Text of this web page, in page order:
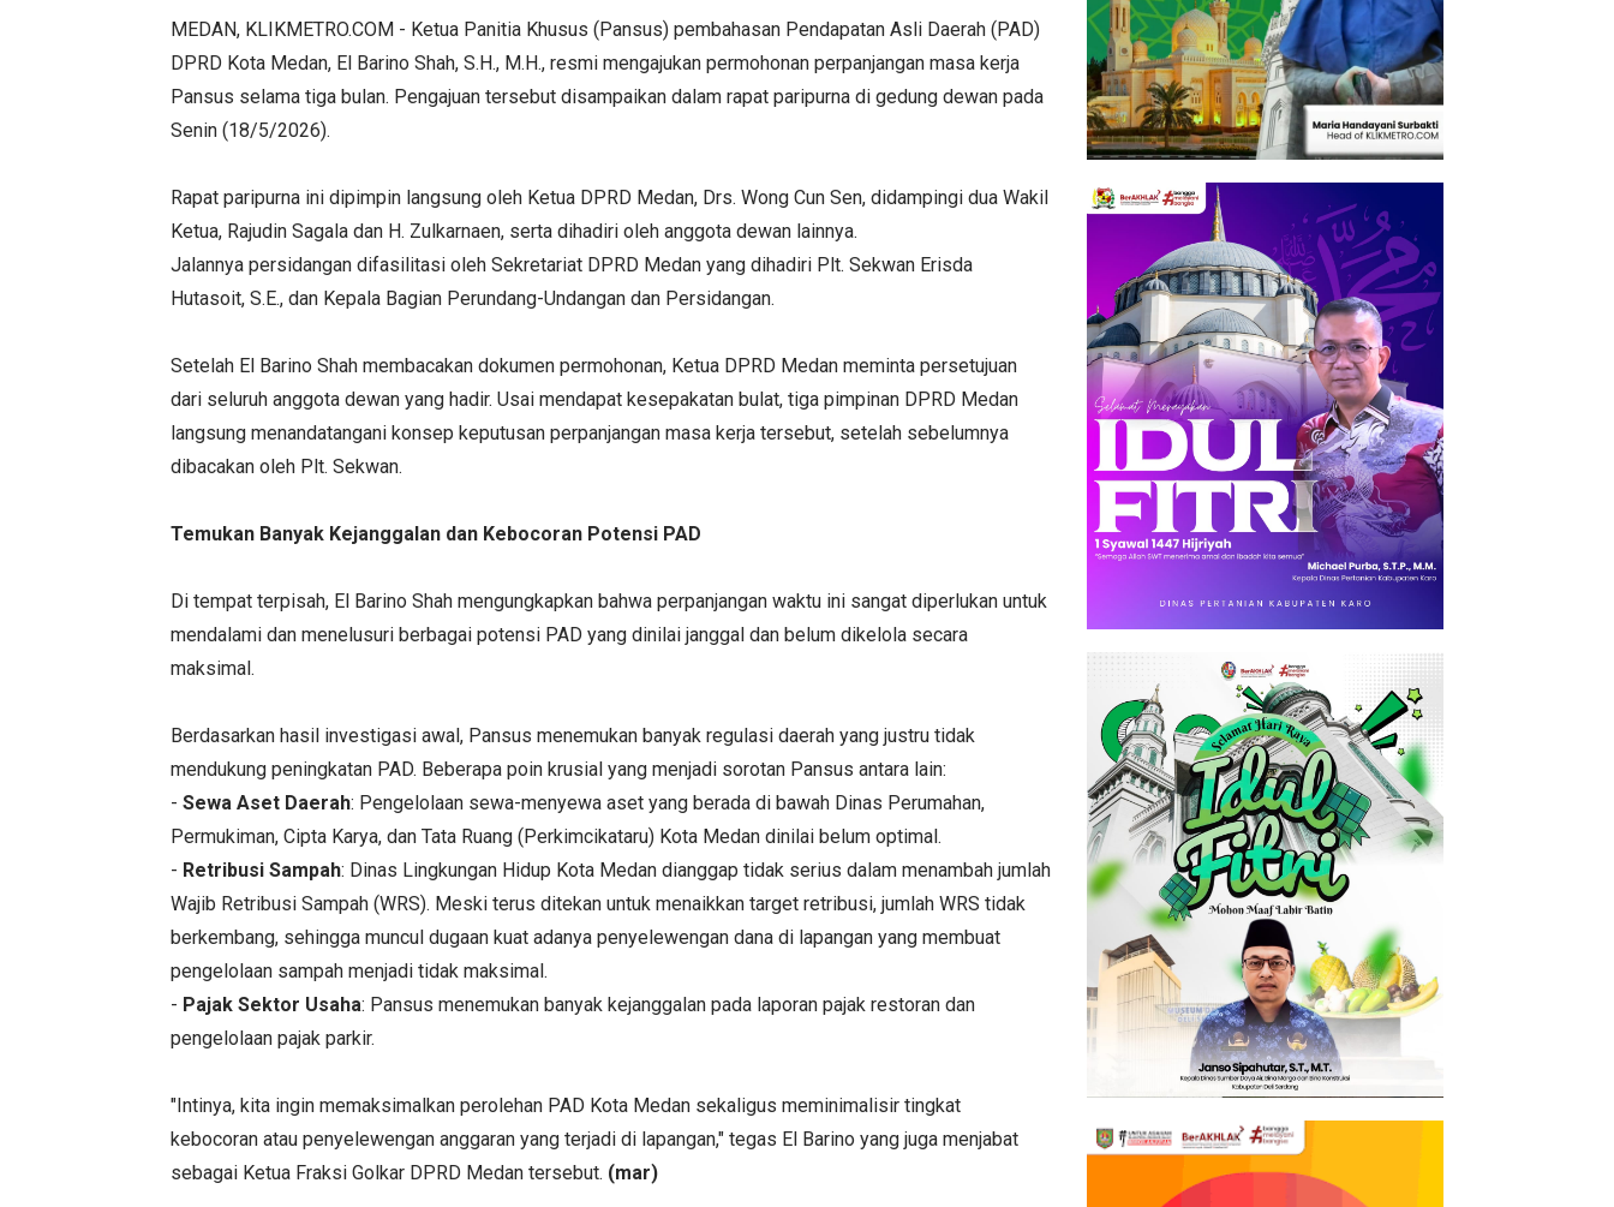
MEDAN, KLIKMETRO.COM - Ketua Panitia Khusus (Pansus) pembahasan Pendapatan Asli Daerah (PAD)
DPRD Kota Medan, El Barino Shah, S.H., M.H., resmi mengajukan permohonan perpanjangan masa kerja
Pansus selama tiga bulan. Pengajuan tersebut disampaikan dalam rapat paripurna di gedung dewan pada
Senin (18/5/2026).
Rapat paripurna ini dipimpin langsung oleh Ketua DPRD Medan, Drs. Wong Cun Sen, didampingi dua Wakil
Ketua, Rajudin Sagala dan H. Zulkarnaen, serta dihadiri oleh anggota dewan lainnya.
Jalannya persidangan difasilitasi oleh Sekretariat DPRD Medan yang dihadiri Plt. Sekwan Erisda
Hutasoit, S.E., dan Kepala Bagian Perundang-Undangan dan Persidangan.
Setelah El Barino Shah membacakan dokumen permohonan, Ketua DPRD Medan meminta persetujuan
dari seluruh anggota dewan yang hadir. Usai mendapat kesepakatan bulat, tiga pimpinan DPRD Medan
langsung menandatangani konsep keputusan perpanjangan masa kerja tersebut, setelah sebelumnya
dibacakan oleh Plt. Sekwan.
Temukan Banyak Kejanggalan dan Kebocoran Potensi PAD
Di tempat terpisah, El Barino Shah mengungkapkan bahwa perpanjangan waktu ini sangat diperlukan untuk
mendalami dan menelusuri berbagai potensi PAD yang dinilai janggal dan belum dikelola secara
maksimal.
Berdasarkan hasil investigasi awal, Pansus menemukan banyak regulasi daerah yang justru tidak
mendukung peningkatan PAD. Beberapa poin krusial yang menjadi sorotan Pansus antara lain:
- Sewa Aset Daerah: Pengelolaan sewa-menyewa aset yang berada di bawah Dinas Perumahan,
Permukiman, Cipta Karya, dan Tata Ruang (Perkimcikataru) Kota Medan dinilai belum optimal.
- Retribusi Sampah: Dinas Lingkungan Hidup Kota Medan dianggap tidak serius dalam menambah jumlah
Wajib Retribusi Sampah (WRS). Meski terus ditekan untuk menaikkan target retribusi, jumlah WRS tidak
berkembang, sehingga muncul dugaan kuat adanya penyelewengan dana di lapangan yang membuat
pengelolaan sampah menjadi tidak maksimal.
- Pajak Sektor Usaha: Pansus menemukan banyak kejanggalan pada laporan pajak restoran dan
pengelolaan pajak parkir.
"Intinya, kita ingin memaksimalkan perolehan PAD Kota Medan sekaligus meminimalisir tingkat
kebocoran atau penyelewengan anggaran yang terjadi di lapangan," tegas El Barino yang juga menjabat
sebagai Ketua Fraksi Golkar DPRD Medan tersebut. (mar)